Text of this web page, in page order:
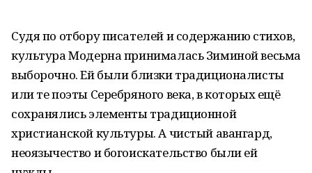
Судя по отбору писателей и содержанию стихов,
культура Модерна принималась Зиминой весьма
выборочно. Ей были близки традиционалисты
или те поэты Серебряного века, в которых ещё
сохранялись элементы традиционной
христианской культуры. А чистый авангард,
неоязычество и богоискательство были ей